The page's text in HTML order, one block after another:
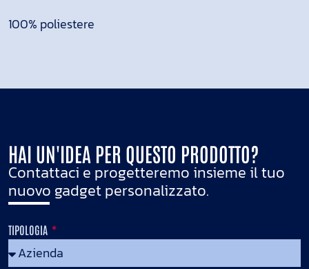
100% poliestere
HAI UN'IDEA PER QUESTO PRODOTTO?
Contattaci e progetteremo insieme il tuo
nuovo gadget personalizzato.
TIPOLOGIA